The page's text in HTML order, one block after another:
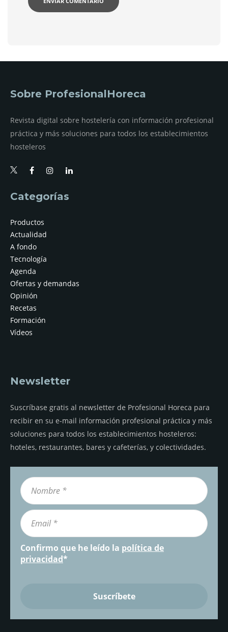
Sobre ProfesionalHoreca
Revista digital sobre hostelería con información profesional
práctica y más soluciones para todos los establecimientos
hosteleros
Categorías
Productos
Actualidad
A fondo
Tecnología
Agenda
Ofertas y demandas
Opinión
Recetas
Formación
Vídeos
Newsletter
Suscríbase gratis al newsletter de Profesional Horeca para
recibir en su e-mail información profesional práctica y más
soluciones para todos los establecimientos hosteleros:
hoteles, restaurantes, bares y cafeterías, y colectividades.
Confirmo que he leído la política de
privacidad*